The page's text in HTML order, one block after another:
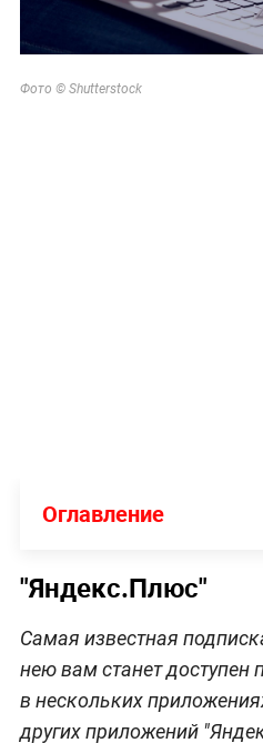
Фото © Shutterstock
Оглавление
"Яндекс.Плюс"
Самая известная
нею вам станет доступен
в нескольких
других приложений